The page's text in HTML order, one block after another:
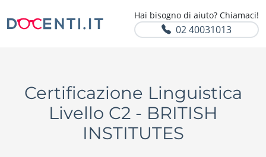
Hai bisogno di aiuto? Chiamaci!
02 40031013
Certificazione Linguistica
Livello C2 - BRITISH
INSTITUTES